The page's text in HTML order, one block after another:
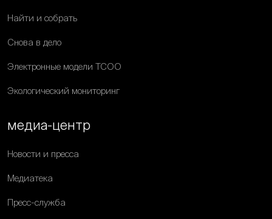
Найти и собрать
Снова в дело
Электронные модели ТСОО
Экологический мониторинг
медиа-центр
Новости и пресса
Медиатека
Пресс-служба